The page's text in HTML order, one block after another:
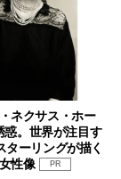
ネクサス・ホー
惑。世界が注目す
ターリングが描く
性像
PR